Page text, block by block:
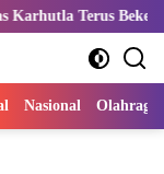
Bekerja Padamkan
Nasional Olahraga